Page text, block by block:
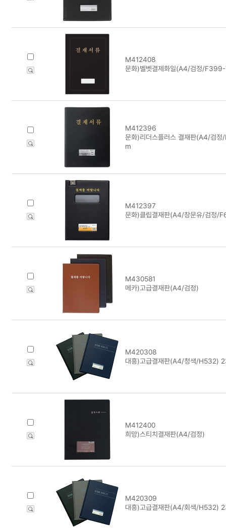
M412408
문화)벨벳결제화일(A4/검정/
M412396
문화)리더스플러스 결재판(A4/
m
M412397
문화)클립결재판(A4/창문유/검정/
M430581
메카)고급결재판(A4/검정)
M420308
대흥)고급결재판(A4/청색/H532)
M412400
희망)스티치결재판(A4/검정)
M420309
대흥)고급결재판(A4/회색/H532)